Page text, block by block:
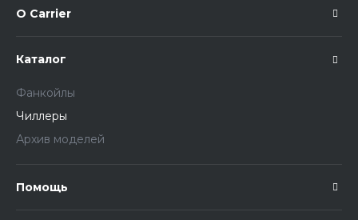
О Carrier
Каталог
Фанкойлы
Чиллеры
Архив моделей
Помощь